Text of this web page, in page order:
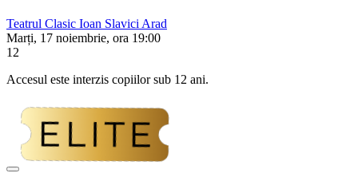
Teatrul Clasic Ioan Slavici Arad
Marți, 17 noiembrie, ora 19:00
12
Accesul este interzis copiilor sub 12 ani.
Adaugă